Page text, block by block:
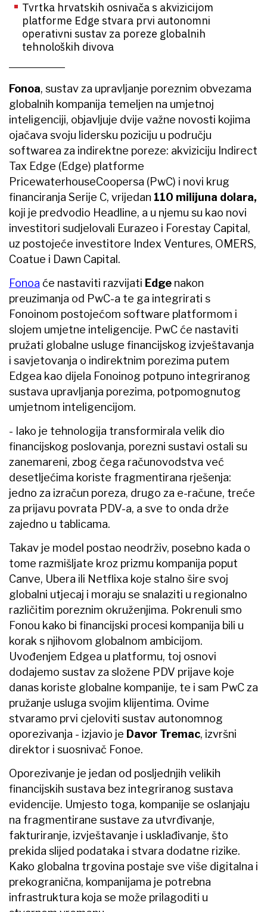
Tvrtka hrvatskih osnivača s akvizicijom
platforme Edge stvara prvi autonomni
operativni sustav za poreze globalnih
tehnoloških divova
Fonoa, sustav za upravljanje poreznim obvezama
globalnih kompanija temeljen na umjetnoj
inteligenciji, objavljuje dvije važne novosti kojima
ojačava svoju lidersku poziciju u području
softwarea za indirektne poreze: akviziciju Indirect
Tax Edge (Edge) platforme
PricewaterhouseCoopersa (PwC) i novi krug
financiranja Serije C, vrijedan 110 milijuna dolara,
koji je predvodio Headline, a u njemu su kao novi
investitori sudjelovali Eurazeo i Forestay Capital,
uz postojeće investitore Index Ventures, OMERS,
Coatue i Dawn Capital.
Fonoa će nastaviti razvijati Edge nakon
preuzimanja od PwC-a te ga integrirati s
Fonoinom postojećom software platformom i
slojem umjetne inteligencije. PwC će nastaviti
pružati globalne usluge financijskog izvještavanja
i savjetovanja o indirektnim porezima putem
Edgea kao dijela Fonoinog potpuno integriranog
sustava upravljanja porezima, potpomognutog
umjetnom inteligencijom.
- Iako je tehnologija transformirala velik dio
financijskog poslovanja, porezni sustavi ostali su
zanemareni, zbog čega računovodstva već
desetljećima koriste fragmentirana rješenja:
jedno za izračun poreza, drugo za e-račune, treće
za prijavu povrata PDV-a, a sve to onda drže
zajedno u tablicama.
Takav je model postao neodrživ, posebno kada o
tome razmišljate kroz prizmu kompanija poput
Canve, Ubera ili Netflixa koje stalno šire svoj
globalni utjecaj i moraju se snalaziti u regionalno
različitim poreznim okruženjima. Pokrenuli smo
Fonou kako bi financijski procesi kompanija bili u
korak s njihovom globalnom ambicijom.
Uvođenjem Edgea u platformu, toj osnovi
dodajemo sustav za složene PDV prijave koje
danas koriste globalne kompanije, te i sam PwC za
pružanje usluga svojim klijentima. Ovime
stvaramo prvi cjeloviti sustav autonomnog
oporezivanja - izjavio je Davor Tremac, izvršni
direktor i suosnivač Fonoe.
Oporezivanje je jedan od posljednjih velikih
financijskih sustava bez integriranog sustava
evidencije. Umjesto toga, kompanije se oslanjaju
na fragmentirane sustave za utvrđivanje,
fakturiranje, izvještavanje i usklađivanje, što
prekida slijed podataka i stvara dodatne rizike.
Kako globalna trgovina postaje sve više digitalna i
prekogranična, kompanijama je potrebna
infrastruktura koja se može prilagoditi u